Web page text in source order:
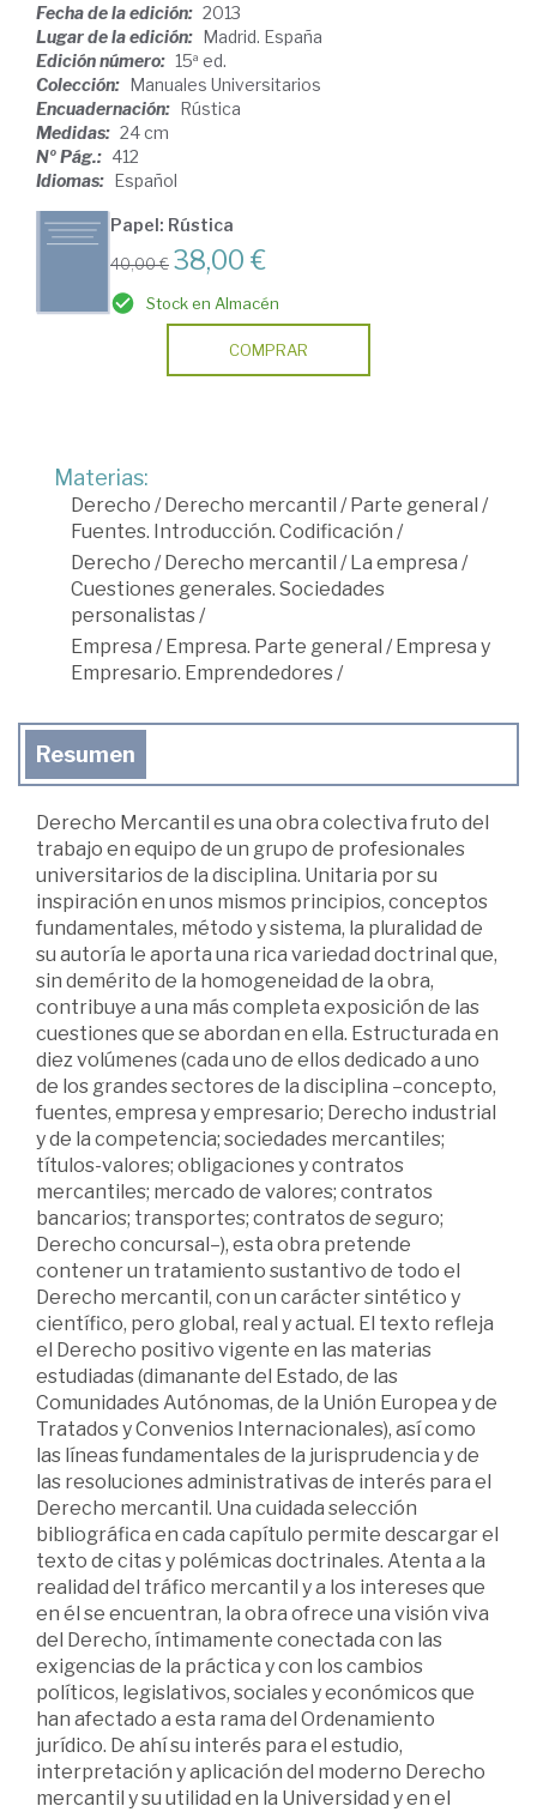
Fecha de la edición: 2013
Lugar de la edición: Madrid. España
Edición número: 15ª ed.
Colección: Manuales Universitarios
Encuadernación: Rústica
Medidas: 24 cm
Nº Pág.: 412
Idiomas: Español
Papel: Rústica
40,00 € 38,00 €
Stock en Almacén
COMPRAR
Materias:
Derecho /Derecho mercantil /Parte general /
Fuentes. Introducción. Codificación /
Derecho /Derecho mercantil /La empresa /
Cuestiones generales. Sociedades
personalistas /
Empresa /Empresa. Parte general /Empresa y
Empresario. Emprendedores /
Resumen
Derecho Mercantil es una obra colectiva fruto del
trabajo en equipo de un grupo de profesionales
universitarios de la disciplina. Unitaria por su
inspiración en unos mismos principios, conceptos
fundamentales, método y sistema, la pluralidad de
su autoría le aporta una rica variedad doctrinal que,
sin demérito de la homogeneidad de la obra,
contribuye a una más completa exposición de las
cuestiones que se abordan en ella. Estructurada en
diez volúmenes (cada uno de ellos dedicado a uno
de los grandes sectores de la disciplina –concepto,
fuentes, empresa y empresario; Derecho industrial
y de la competencia; sociedades mercantiles;
títulos-valores; obligaciones y contratos
mercantiles; mercado de valores; contratos
bancarios; transportes; contratos de seguro;
Derecho concursal–), esta obra pretende
contener un tratamiento sustantivo de todo el
Derecho mercantil, con un carácter sintético y
científico, pero global, real y actual. El texto refleja
el Derecho positivo vigente en las materias
estudiadas (dimanante del Estado, de las
Comunidades Autónomas, de la Unión Europea y de
Tratados y Convenios Internacionales), así como
las líneas fundamentales de la jurisprudencia y de
las resoluciones administrativas de interés para el
Derecho mercantil. Una cuidada selección
bibliográfica en cada capítulo permite descargar el
texto de citas y polémicas doctrinales. Atenta a la
realidad del tráfico mercantil y a los intereses que
en él se encuentran, la obra ofrece una visión viva
del Derecho, íntimamente conectada con las
exigencias de la práctica y con los cambios
políticos, legislativos, sociales y económicos que
han afectado a esta rama del Ordenamiento
jurídico. De ahí su interés para el estudio,
interpretación y aplicación del moderno Derecho
mercantil y su utilidad en la Universidad y en el